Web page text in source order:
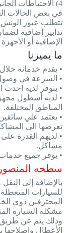
4) الاحتياطات
في بعض الحالات
تتطلب عبور الونش
تدابير إضافية
الإضافية أو
ما يميزنا
• يقدم خدماته خلال 24 ساعة جميع أيام الأسبوع.
• السرعة في وصول
• يتوفر لديه احدث
• لديه أسطول
المناطق المختلفة.
• يعتمد علي
تعرضها الي
• لديهم القدرة
مشاكل.
• يوفر جميع خدمات
سطحه
للسيارات
المحترفين ذوى
مشكلة السيارة
وذلك يتم عن طريق
الأعطال وإصلاحها